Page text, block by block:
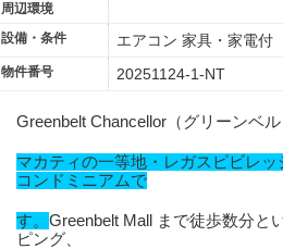
周辺環境
設備・条件
エアコン 家具・家電付
物件番号 20251124-1-NT
Greenbelt Chancellor（グリーンベ
マカティの一等地・レガスピビレ
コンドミニアムで
す。 Greenbelt Mall まで徒歩数分と
ピング、